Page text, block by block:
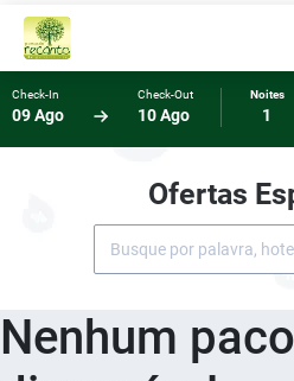
Check-In
09 Ago
Check-Out
10 Ago
Noites
1
Ofertas
Nenhum